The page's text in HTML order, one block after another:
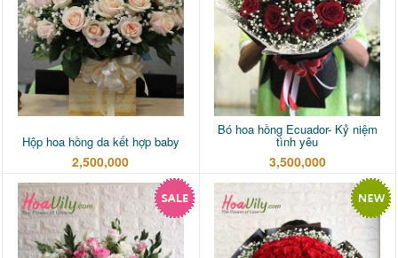
Hộp hoa hồng da kết hợp baby
2,500,000
Bó hoa hồng Ecuador- Kỷ niệm
tình yêu
3,500,000